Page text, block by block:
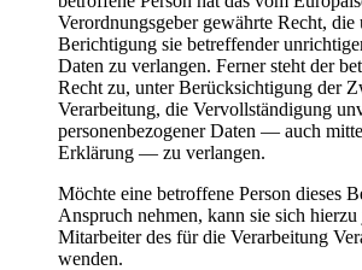
Verordnungsgeber gewährte Recht,
Berichtigung sie betreffender
Daten zu verlangen. Ferner steht der
Recht zu, unter Berücksichtigung der
Verarbeitung, die Vervollständigung
personenbezogener Daten — auch
Erklärung — zu verlangen.
Möchte eine betroffene Person dieses
Anspruch nehmen, kann sie sich hierzu
Mitarbeiter des für die Verarbeitung
wenden.